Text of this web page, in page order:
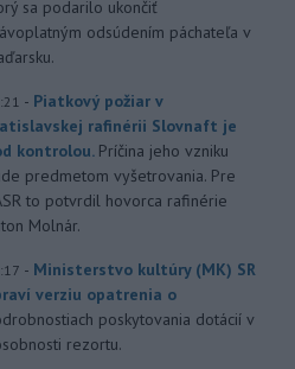
sa podarilo ukončiť
odsúdením páchateľa v
- Piatkový požiar v
rafinérii Slovnaft je
kontrolou. Príčina jeho vzniku
predmetom vyšetrovania. Pre
to potvrdil hovorca rafinérie
Molnár.
- Ministerstvo kultúry (MK) SR
verziu opatrenia o
poskytovania dotácií v
rezortu.